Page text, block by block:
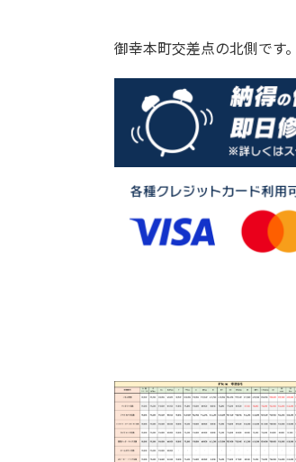
御幸本町交差点の北側です。